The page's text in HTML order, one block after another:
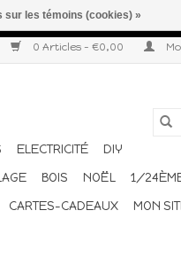
0 Articles - €0,00
ELECTRICITÉ
DIY
BOIS NOËL 1/
CARTES-CADEAUX MON
sur les témoins (cookies) »
Merci pour votre